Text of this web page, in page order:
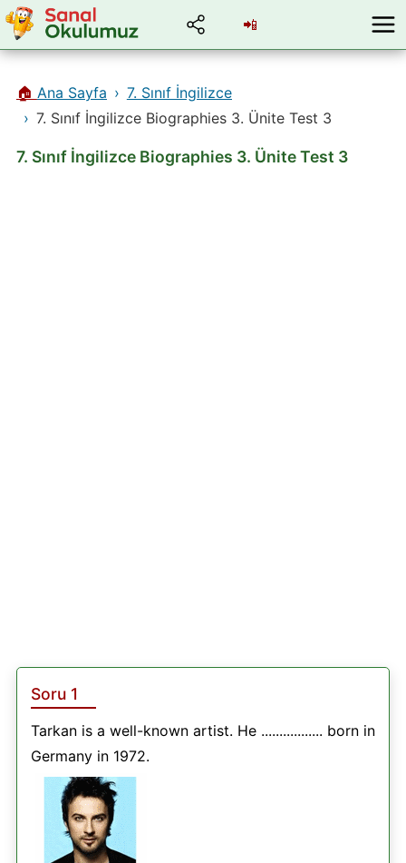
📲
🏠 Ana Sayfa
7. Sınıf İngilizce
7. Sınıf İngilizce Biographies 3. Ünite Test 3
7. Sınıf İngilizce Biographies 3. Ünite Test 3
Soru 1
Tarkan is a well-known artist. He ................. born in
Germany in 1972.